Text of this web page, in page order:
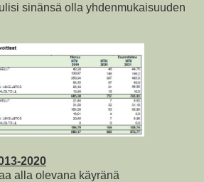
sinänsä olla yhdenmukaisuuden
2020
alla olevana käyränä